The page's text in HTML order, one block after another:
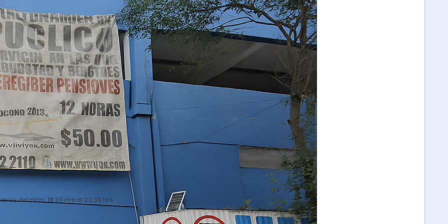
del plan: 18:30 Hrs al 23:30 Hrs